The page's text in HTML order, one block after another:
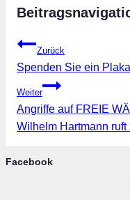
Zurück
Spenden Sie ein
Weiter
Angriffe auf FREIE
Wilhelm Hartmann ruft
Facebook